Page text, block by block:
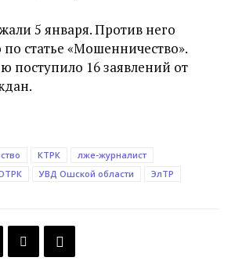
5 января. Против него
статье «Мошенничество».
поступило 16 заявлений от
КТРК
лже-журналист
УВД Ошской области ЭлТР